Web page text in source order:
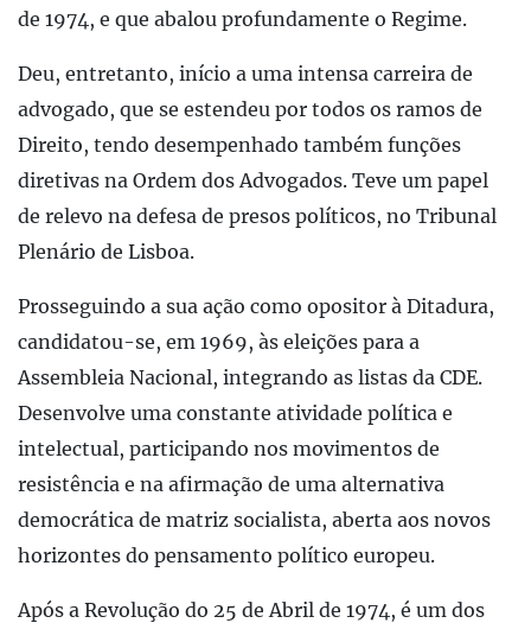
de 1974, e que abalou profundamente o Regime.
Deu, entretanto, início a uma intensa carreira de
advogado, que se estendeu por todos os ramos de
Direito, tendo desempenhado também funções
diretivas na Ordem dos Advogados. Teve um papel
de relevo na defesa de presos políticos, no Tribunal
Plenário de Lisboa.
Prosseguindo a sua ação como opositor à Ditadura,
candidatou-se, em 1969, às eleições para a
Assembleia Nacional, integrando as listas da CDE.
Desenvolve uma constante atividade política e
intelectual, participando nos movimentos de
resistência e na afirmação de uma alternativa
democrática de matriz socialista, aberta aos novos
horizontes do pensamento político europeu.
Após a Revolução do 25 de Abril de 1974, é um dos